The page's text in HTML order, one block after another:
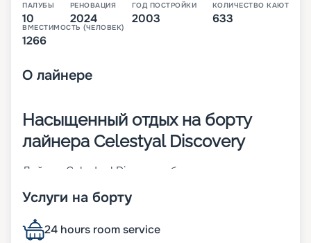
ПАЛУБЫ
10
РЕНОВАЦИЯ
2024
ГОД ПОСТРОЙКИ
2003
КОЛИЧЕСТВО КАЮТ
633
ВМЕСТИМОСТЬ (ЧЕЛОВЕК)
1266
О лайнере
Насыщенный отдых на борту
лайнера Celestyal Discovery
Лайнер Celestyal Discovery был построен и
реновацию в 2022 году и условия на его борту
современного круизного бизнеса. Судно
Услуги на борту
24 hours room service